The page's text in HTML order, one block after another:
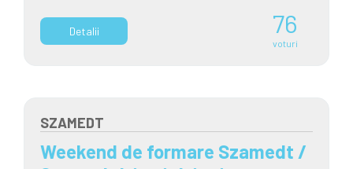
Detalii 76
voturi
SZAMEDT
Weekend de formare Szamedt /